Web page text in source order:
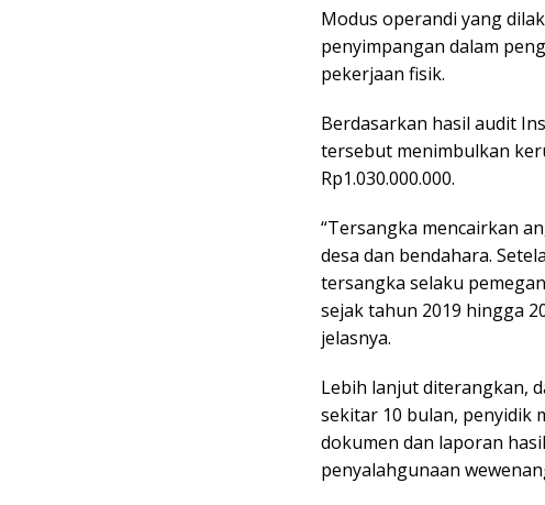
Modus operandi yang
penyimpangan dalam
pekerjaan fisik.
Berdasarkan hasil audit
tersebut menimbulkan
Rp1.030.000.000.
“Tersangka mencairkan
desa dan bendahara.
tersangka selaku
sejak tahun 2019 hingga
jelasnya.
Lebih lanjut diterangkan,
sekitar 10 bulan, penyidik
dokumen dan laporan
penyalahgunaan